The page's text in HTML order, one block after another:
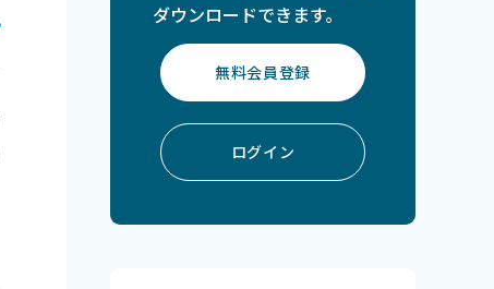
ダウンロードできます。
無料会員登録
ログイン